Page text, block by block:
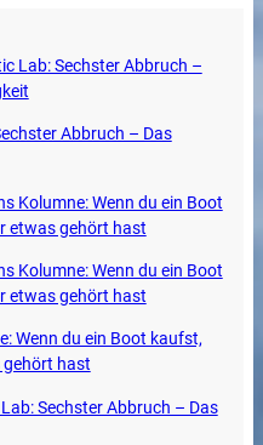
Lab: Sechster Abbruch –
Abbruch – Das
Kolumne: Wenn du ein Boot
etwas gehört hast
Kolumne: Wenn du ein Boot
etwas gehört hast
Wenn du ein Boot kaufst,
gehört hast
Sechster Abbruch – Das